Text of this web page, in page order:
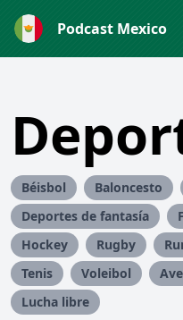
Podcast Mexico
Béisbol Baloncesto
Deportes de fantasía
Hockey
Rugby
Tenis
Voleibol
Lucha libre